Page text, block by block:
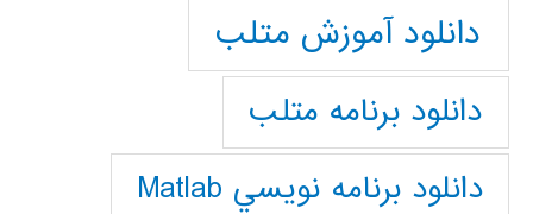
دانلود آموزش متلب
دانلود برنامه متلب
دانلود برنامه نويسي Matlab